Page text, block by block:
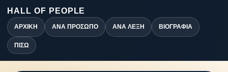
HALL OF PEOPLE
ΑΡΧΙΚΉ ΑΝΆ ΠΡΌΣΩΠΟ ΑΝΆ ΛΈΞΗ ΒΙΟΓΡΑΦΊΑ
ΠΊΣΩ